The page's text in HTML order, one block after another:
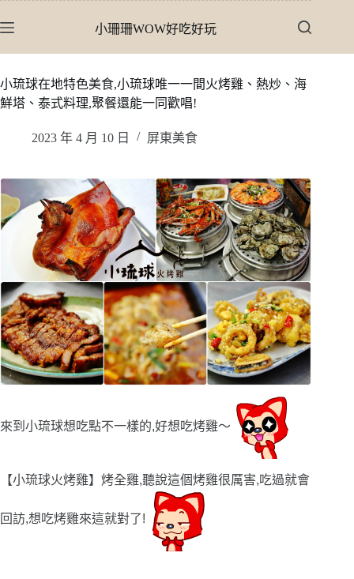
至
內
容
小珊珊WOW好吃好玩
小琉球在地特色美食,小琉球唯一一間火烤雞、熱炒、海
鮮塔、泰式料理,聚餐還能一同歡唱!
2023 年 4 月 10 日 屏東美食
來到小琉球想吃點不一樣的,好想吃烤雞〜
【小琉球火烤雞】烤全雞,聽說這個烤雞很厲害,吃過就會
回訪,想吃烤雞來這就對了!